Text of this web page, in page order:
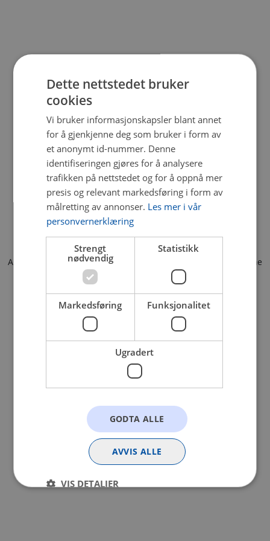
Application error: a client-side exception has occurred (see the
browser console for more information).
Dette nettstedet bruker
cookies
Vi bruker informasjonskapsler blant annet
for å gjenkjenne deg som bruker i form av
et anonymt id-nummer. Denne
identifiseringen gjøres for å analysere
trafikken på nettstedet og for å oppnå mer
presis og relevant markedsføring i form av
målretting av annonser. Les mer i vår
personvernerklæring
Strengt
nødvendig
Statistikk
Markedsføring Funksjonalitet
Ugradert
GODTA ALLE
AVVIS ALLE
VIS DETALJER